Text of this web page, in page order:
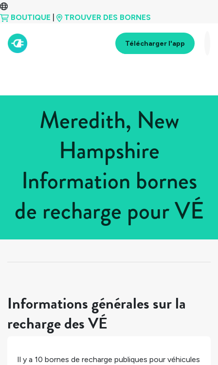
BOUTIQUE TROUVER DES BORNES
Télécharger l'app
Meredith, New
Hampshire
Information bornes
de recharge pour VÉ
États-Unis > New Hampshire
Informations générales sur la
recharge des VÉ
Il y a 10 bornes de recharge publiques pour véhicules